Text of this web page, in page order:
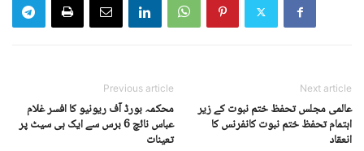
Previous article
محکمہ بورڈ آف ریونیو کا افسر غلام
عباس نائچ 6 برس سے ایک ہی سیٹ پر
تعینات
Next article
عالمی مجلس تحفظ ختم نبوت کے زیر
اہتمام تحفظ ختم نبوت کانفرنس کا
انعقاد